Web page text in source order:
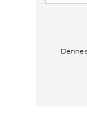
Denne